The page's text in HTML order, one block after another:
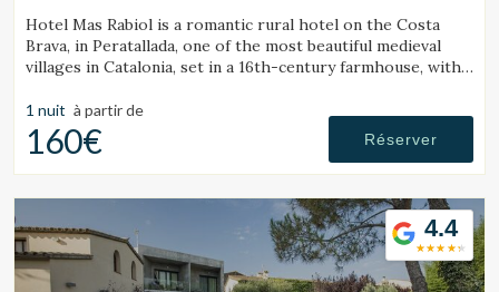
Hotel Mas Rabiol is a romantic rural hotel on the Costa
Brava, in Peratallada, one of the most beautiful medieval
villages in Catalonia, set in a 16th-century farmhouse, with
1 nuit à partir de
160€ Réserver
4.4